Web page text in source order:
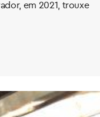
em 2021, trouxe